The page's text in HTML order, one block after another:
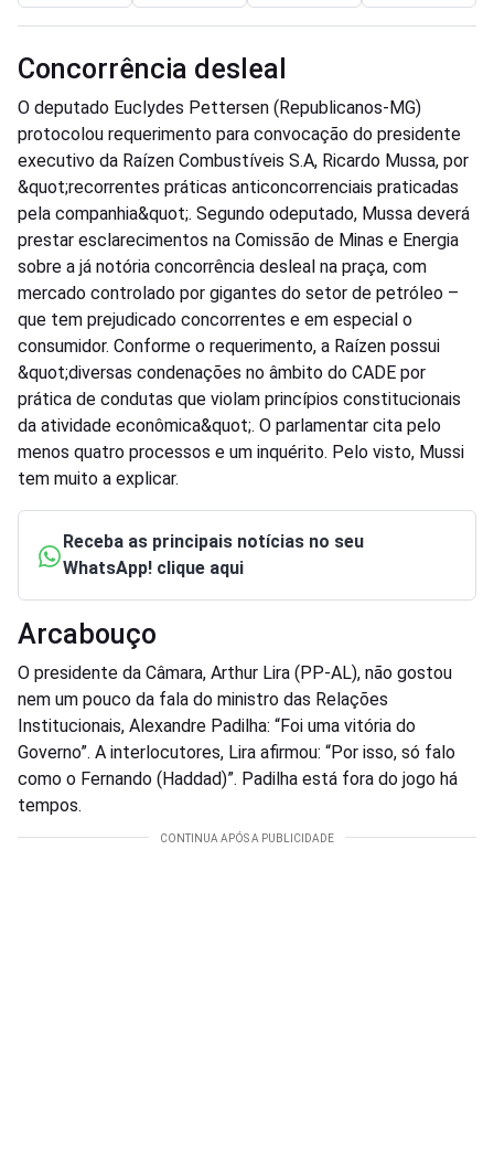
Concorrência desleal
O deputado Euclydes Pettersen (Republicanos-MG)
protocolou requerimento para convocação do presidente
executivo da Raízen Combustíveis S.A, Ricardo Mussa, por
&quot;recorrentes práticas anticoncorrenciais praticadas
pela companhia&quot;. Segundo odeputado, Mussa deverá
prestar esclarecimentos na Comissão de Minas e Energia
sobre a já notória concorrência desleal na praça, com
mercado controlado por gigantes do setor de petróleo –
que tem prejudicado concorrentes e em especial o
consumidor. Conforme o requerimento, a Raízen possui
&quot;diversas condenações no âmbito do CADE por
prática de condutas que violam princípios constitucionais
da atividade econômica&quot;. O parlamentar cita pelo
menos quatro processos e um inquérito. Pelo visto, Mussi
tem muito a explicar.
Receba as principais notícias no seu
WhatsApp! clique aqui
Arcabouço
O presidente da Câmara, Arthur Lira (PP-AL), não gostou
nem um pouco da fala do ministro das Relações
Institucionais, Alexandre Padilha: “Foi uma vitória do
Governo”. A interlocutores, Lira afirmou: “Por isso, só falo
como o Fernando (Haddad)”. Padilha está fora do jogo há
tempos.